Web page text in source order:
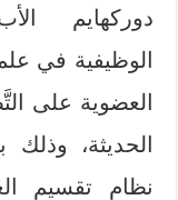
دوركهايم
الوظيفية في
العضوية على
الحديثة،
نظام تقسيم